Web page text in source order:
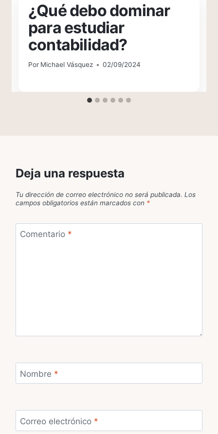
¿Qué debo dominar
para estudiar
contabilidad?
Por Michael Vásquez 02/09/2024
Deja una respuesta
Tu dirección de correo electrónico no será publicada. Los
campos obligatorios están marcados con *
Comentario *
Nombre *
Correo electrónico *